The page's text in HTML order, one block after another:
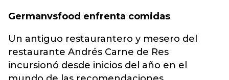
Germanvsfood enfrenta comidas
Un antiguo restaurantero y mesero del
restaurante Andrés Carne de Res
incursionó desde inicios del año en el